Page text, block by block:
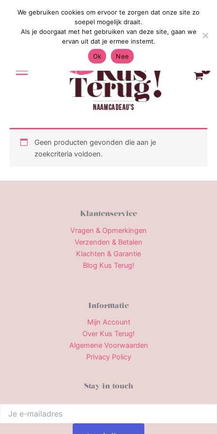
Gratis Verzending in Nederland &
Geen producten gevonden die aan je
zoekcriteria voldoen.
Klantenservice
Vragen & Opmerkingen
Verzenden & Betalen
Klachten & Garantie
Blog Kus Terug!
Informatie
Mijn Account
Over Kus Terug!
Algemene Voorwaarden
Privacy Policy
Stay in touch
We gebruiken cookies om ervoor te zorgen dat onze site zo
soepel mogelijk draait.
Als je doorgaat met het gebruiken van deze site, gaan we
ervan uit dat je ermee instemt.
Ok
Nee